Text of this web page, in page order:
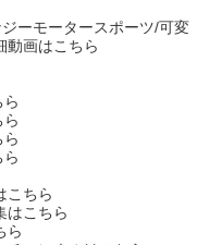
ーモータースポーツ/可変
動画はこちら
こちら
はこちら
ら